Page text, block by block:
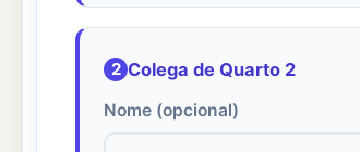
2 Colega de Quarto 2
Nome (opcional)